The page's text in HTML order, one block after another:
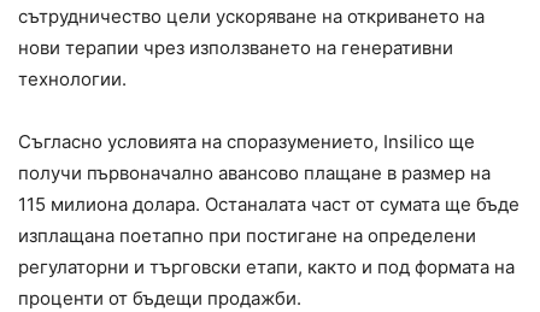
сътрудничество цели ускоряване на откриването на
нови терапии чрез използването на генеративни
технологии.
Съгласно условията на споразумението, Insilico ще
получи първоначално авансово плащане в размер на
115 милиона долара. Останалата част от сумата ще бъде
изплащана поетапно при постигане на определени
регулаторни и търговски етапи, както и под формата на
проценти от бъдещи продажби.